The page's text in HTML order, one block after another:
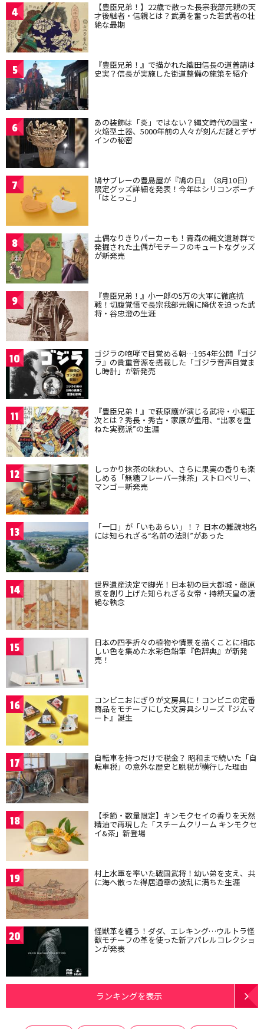
4 【豊臣兄弟！】22歳で散った長宗我部元親の天
才後継者・信親とは？武勇を奮った若武者の壮
絶な最期
5 『豊臣兄弟！』で描かれた織田信長の道普請は
史実？信長が実施した街道整備の施策を紹介
6 あの装飾は「炎」ではない？縄文時代の国宝・
火焔型土器、5000年前の人々が刻んだ謎とデザ
インの秘密
7 鳩サブレーの豊島屋が『鳩の日』（8月10日）
限定グッズ詳細を発表！今年はシリコンポーチ
「はとっこ」
8 土偶なりきりパーカーも！青森の縄文遺跡群で
発掘された土偶がモチーフのキュートなグッズ
が新発売
9 『豊臣兄弟！』小一郎の5万の大軍に徹底抗
戦！切腹覚悟で長宗我部元親に降伏を迫った武
将・谷忠澄の生涯
10 ゴジラの咆哮で目覚める朝…1954年公開『ゴジ
ラ』の貴重音源を搭載した「ゴジラ音声目覚ま
し時計」が新発売
11 『豊臣兄弟！』で萩原護が演じる武将・小堀正
次とは？秀長・秀吉・家康が重用、“出家を重
ねた実務派”の生涯
12 しっかり抹茶の味わい、さらに果実の香りも楽
しめる「無糖フレーバー抹茶」ストロベリー、
マンゴー新発売
13 「一口」が「いもあらい」！？ 日本の難読地名
には知られざる“名前の法則”があった
14 世界遺産決定で脚光！日本初の巨大都城・藤原
京を創り上げた知られざる女帝・持統天皇の凄
絶な執念
15 日本の四季折々の植物や情景を描くことに相応
しい色を集めた水彩色鉛筆『色辞典』が新発
売！
16 コンビニおにぎりが文房具に！コンビニの定番
商品をモチーフにした文房具シリーズ『ジムマ
ート』誕生
17 自転車を持つだけで税金？ 昭和まで続いた「自
転車税」の意外な歴史と脱税が横行した理由
18 【季節・数量限定】キンモクセイの香りを天然
精油で再現した「スチームクリーム キンモクセ
イ&茶」新登場
19 村上水軍を率いた戦国武将！幼い弟を支え、共
に海へ散った得居通幸の波乱に満ちた生涯
20 怪獣革を纏う！ダダ、エレキング…ウルトラ怪
獣モチーフの革を使った新アパレルコレクショ
ンが発表
ランキングを表示